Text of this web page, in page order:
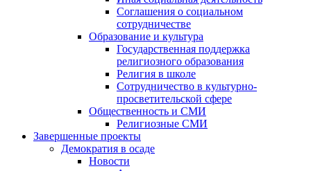
Соглашения о социальном
сотрудничестве
Образование и культура
Государственная поддержка
религиозного образования
Религия в школе
Сотрудничество в культурно-
просветительской сфере
Общественность и СМИ
Религиозные СМИ
Завершенные проекты
Демократия в осаде
Новости